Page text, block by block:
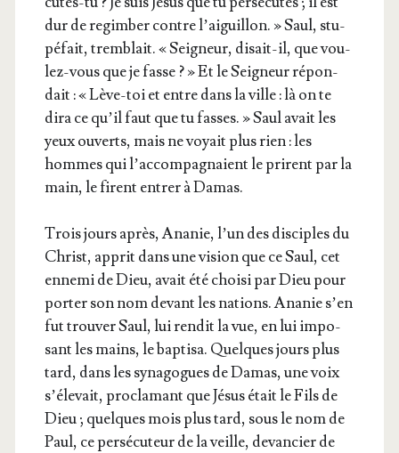
dur de regim­ber contre l’ai­guillon. » Saul, stu­
pé­fait, trem­blait. « Sei­gneur, disait-il, que vou­
lez-vous que je fasse ? » Et le Sei­gneur répon­
dait : « Lève-toi et entre dans la ville : là on te
dira ce qu’il faut que tu fasses. » Saul avait les
yeux ouverts, mais ne voyait plus rien : les
hommes qui l’ac­com­pa­gnaient le prirent par la
main, le firent entrer à Damas.
Trois jours après, Ana­nie, l’un des dis­ciples du
Christ, apprit dans une vision que ce Saul, cet
enne­mi de Dieu, avait été choi­si par Dieu pour
por­ter son nom devant les nations. Ana­nie s’en
fut trou­ver Saul, lui ren­dit la vue, en lui impo­
sant les mains, le bap­ti­sa. Quelques jours plus
tard, dans les syna­gogues de Damas, une voix
s’é­le­vait, pro­cla­mant que Jésus était le Fils de
Dieu ; quelques mois plus tard, sous le nom de
Paul, ce per­sé­cu­teur de la veille, devan­cier de